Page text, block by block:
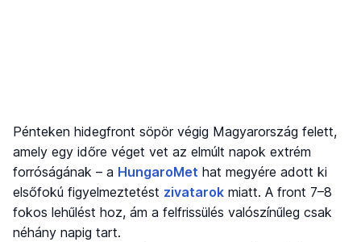
Pénteken hidegfront söpör végig Magyarország felett,
amely egy időre véget vet az elmúlt napok extrém
forróságának – a HungaroMet hat megyére adott ki
elsőfokú figyelmeztetést zivatarok miatt. A front 7–8
fokos lehűlést hoz, ám a felfrissülés valószínűleg csak
néhány napig tart.